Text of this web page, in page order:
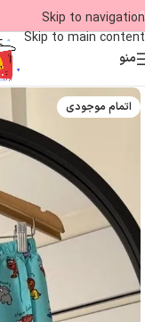
Skip to navigation
Skip to main content
09
منو
اتمام موجودی